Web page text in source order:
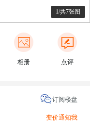
1/共7张图
相册 点评
订阅楼盘
变价通知我